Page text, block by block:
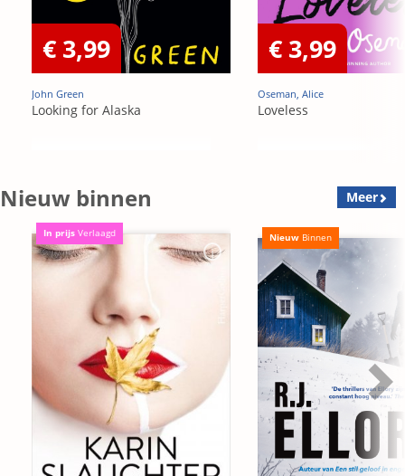
€ 3,99
John Green
Looking for Alaska
€ 3,99
Oseman, Alice
Loveless
Nieuw binnen Meer
In prijs Verlaagd Nieuw Binnen